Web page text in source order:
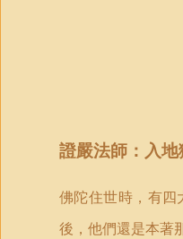
證嚴法師：入
佛陀住世時，有
後，他們還是本著